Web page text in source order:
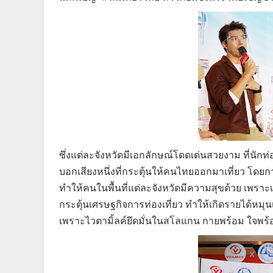
ซึ่งแต่ละจังหวัดมีเอกลักษณ์โดดเด่นสวยงาม ที่นักท่
บอกเสียงหนึ่งที่กระตุ้นให้คนไทยออกมาเที่ยว โดย
ทำให้คนในพื้นที่แต่ละจังหวัดมีความสุขด้วย เพรา
กระตุ้นเศรษฐกิจการท่องเที่ยว ทำให้เกิดรายได้ห
เพราะไวตามิ้ลค์ยึดมั่นในสโลแกน กายพร้อม ใจพร้